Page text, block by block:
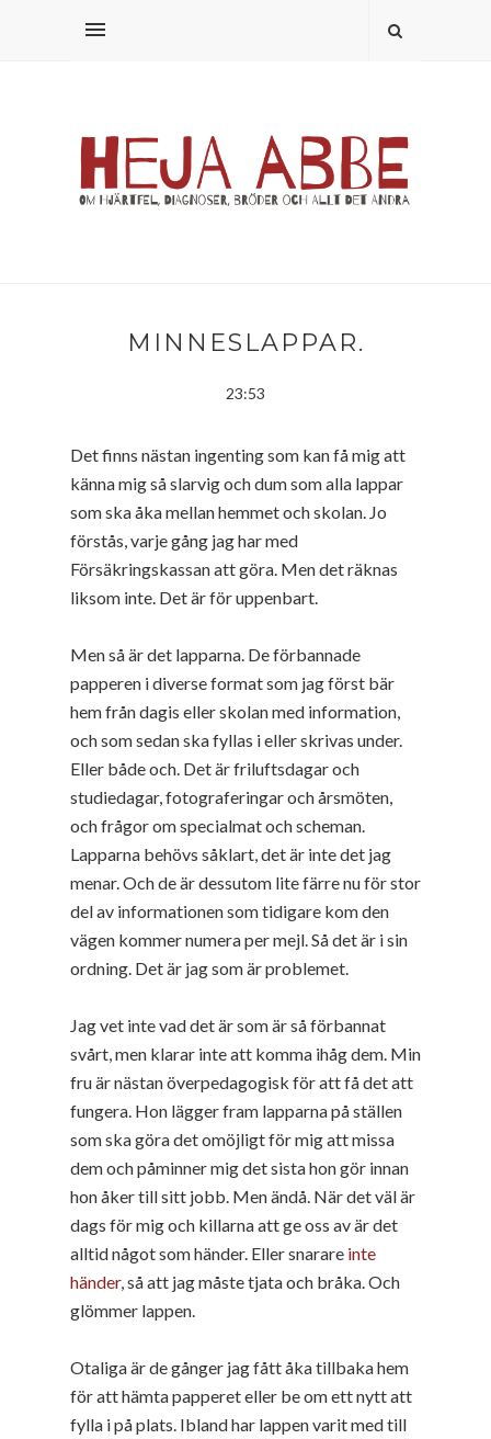
MINNESLAPPAR.
23:53
Det finns nästan ingenting som kan få mig att
känna mig så slarvig och dum som alla lappar
som ska åka mellan hemmet och skolan. Jo
förstås, varje gång jag har med
Försäkringskassan att göra. Men det räknas
liksom inte. Det är för uppenbart.
Men så är det lapparna. De förbannade
papperen i diverse format som jag först bär
hem från dagis eller skolan med information,
och som sedan ska fyllas i eller skrivas under.
Eller både och. Det är friluftsdagar och
studiedagar, fotograferingar och årsmöten,
och frågor om specialmat och scheman.
Lapparna behövs såklart, det är inte det jag
menar. Och de är dessutom lite färre nu för stor
del av informationen som tidigare kom den
vägen kommer numera per mejl. Så det är i sin
ordning. Det är jag som är problemet.
Jag vet inte vad det är som är så förbannat
svårt, men klarar inte att komma ihåg dem. Min
fru är nästan överpedagogisk för att få det att
fungera. Hon lägger fram lapparna på ställen
som ska göra det omöjligt för mig att missa
dem och påminner mig det sista hon gör innan
hon åker till sitt jobb. Men ändå. När det väl är
dags för mig och killarna att ge oss av är det
alltid något som händer. Eller snarare inte
händer, så att jag måste tjata och bråka. Och
glömmer lappen.
Otaliga är de gånger jag fått åka tillbaka hem
för att hämta papperet eller be om ett nytt att
fylla i på plats. Ibland har lappen varit med till